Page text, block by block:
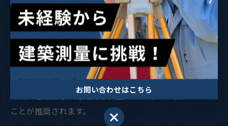
は曲線部や分岐点で変化点測量が加わることもありま
す。
注意点として、測量の種類ごとに必要な知識や技能が異
なるため、現場ごとに適切な人員配置と作業手順を確認
することが重要です。初心者は、まず基本的な測量方法
の流れを理解し、応用的な測量作業に徐々に慣れていく
ことが推奨されます。お問い合わせはこちら
お問い合わせはこちら